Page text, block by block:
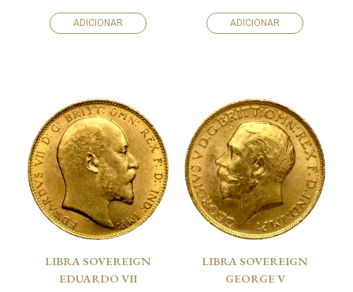
ADICIONAR ADICIONAR
LIBRA SOVEREIGN
EDUARDO VII
LIBRA SOVEREIGN
GEORGE V